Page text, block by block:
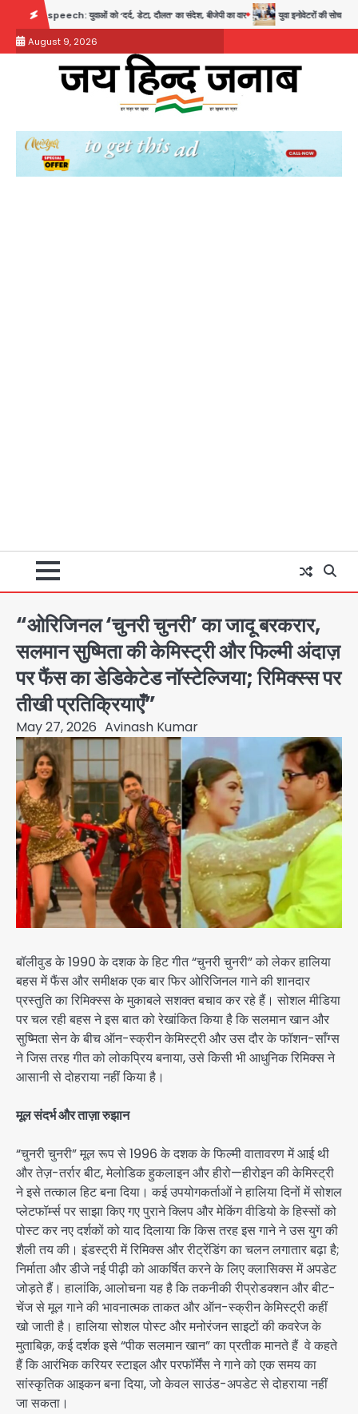
content
‘दर्द, डेटा, दौलत’ का संदेश, बीजेपी का वार युवा इनोवेटरों की सोच से हाईटेक होगी दिल्ली पुलिस
August 9, 2026
“ओरिजिनल ‘चुनरी चुनरी’ का जादू बरकरार,
सलमान सुष्मिता की केमिस्ट्री और फिल्मी अंदाज़
पर फैंस का डेडिकेटेड नॉस्टेल्जिया; रिमिक्स्स पर
तीखी प्रतिक्रियाएँ”
May 27, 2026 Avinash Kumar
बॉलीवुड के 1990 के दशक के हिट गीत “चुनरी चुनरी” को लेकर हालिया
बहस में फैंस और समीक्षक एक बार फिर ओरिजिनल गाने की शानदार
प्रस्तुति का रिमिक्स्स के मुकाबले सशक्त बचाव कर रहे हैं। सोशल मीडिया
पर चल रही बहस ने इस बात को रेखांकित किया है कि सलमान खान और
सुष्मिता सेन के बीच ऑन-स्क्रीन केमिस्ट्री और उस दौर के फॉशन-साँग्स
ने जिस तरह गीत को लोकप्रिय बनाया, उसे किसी भी आधुनिक रिमिक्स ने
आसानी से दोहराया नहीं किया है।
मूल संदर्भ और ताज़ा रुझान
“चुनरी चुनरी” मूल रूप से 1996 के दशक के फिल्मी वातावरण में आई थी
और तेज़-तर्रार बीट, मेलोडिक हुकलाइन और हीरो—हीरोइन की केमिस्ट्री
ने इसे तत्काल हिट बना दिया। कई उपयोगकर्ताओं ने हालिया दिनों में सोशल
प्लेटफॉर्म्स पर साझा किए गए पुराने क्लिप और मेकिंग वीडियो के हिस्सों को
पोस्ट कर नए दर्शकों को याद दिलाया कि किस तरह इस गाने ने उस युग की
शैली तय की। इंडस्ट्री में रिमिक्स और रीट्रेंडिंग का चलन लगातार बढ़ा है;
निर्माता और डीजे नई पीढ़ी को आकर्षित करने के लिए क्लासिक्स में अपडेट
जोड़ते हैं। हालांकि, आलोचना यह है कि तकनीकी रीप्रोडक्शन और बीट-
चेंज से मूल गाने की भावनात्मक ताकत और ऑन-स्क्रीन केमिस्ट्री कहीं
खो जाती है। हालिया सोशल पोस्ट और मनोरंजन साइटों की कवरेज के
मुताबिक़, कई दर्शक इसे “पीक सलमान खान” का प्रतीक मानते हैं वे कहते
हैं कि आरंभिक करियर स्टाइल और परफॉर्मेंस ने गाने को एक समय का
सांस्कृतिक आइकन बना दिया, जो केवल साउंड-अपडेट से दोहराया नहीं
जा सकता।